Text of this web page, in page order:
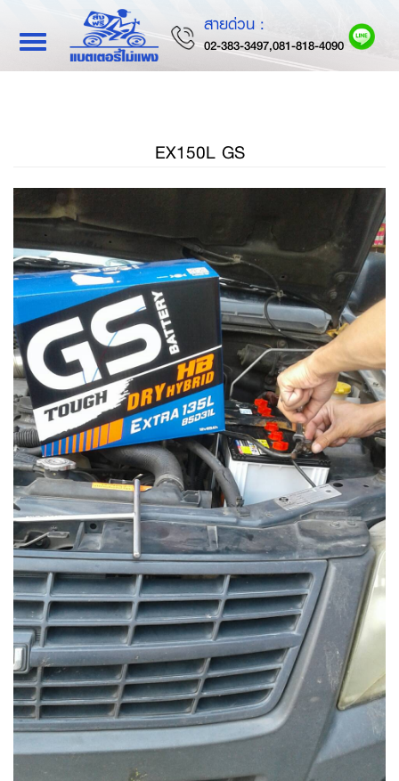
Toggle
navigation
สายด่วน :
02-383-3497,081-818-4090
EX150L GS